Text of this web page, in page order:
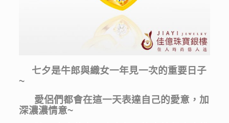
七夕是牛郎與織女一年見一次的重要日子
~
愛侶們都會在這一天表達自己的愛意，加
深濃濃情意~